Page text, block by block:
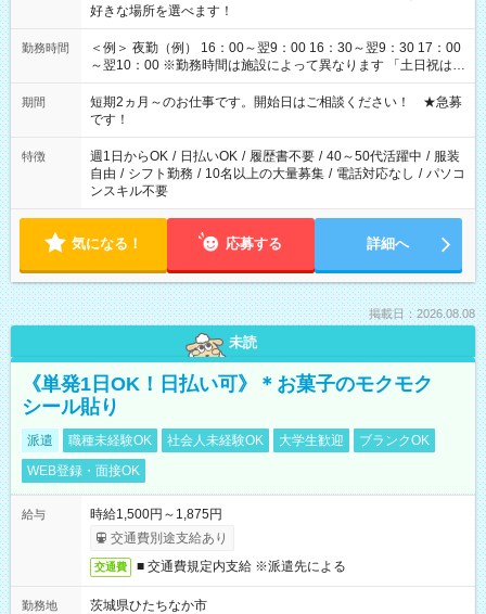
好きな場所を選べます！
勤務時間
＜例＞ 夜勤（例） 16：00～翌9：00 16：30～翌9：30 17：00
～翌10：00 ※勤務時間は施設によって異なります 「土日祝は休
みたい」 「しっかり稼ぎたい」 「もう少し遅い時間から始めた
い」など ご希望にあったお仕事をご案内いたします。 ※未経験
の方の場合は1～2ヶ月間は日中での仕事を経験いただき、 お
仕事に慣れてからの夜勤になります。 ★家庭の都合でお休みが
必要な場合も遠慮なくご相談ください。
期間
短期2ヵ月～のお仕事です。開始日はご相談ください！ ★急募
です！
特徴 週1日からOK / 日払いOK / 履歴書不要 / 40～50代活躍中 / 服装
自由 / シフト勤務 / 10名以上の大量募集 / 電話対応なし / パソコ
ンスキル不要
気になる！ 応募する 詳細へ
掲載日：2026.08.08
未読
《単発1日OK！日払い可》＊お菓子のモクモク
シール貼り
派遣 職種未経験OK 社会人未経験OK 大学生歓迎
ブランクOK
WEB登録・面接OK
給与
時給1,500円～1,875円
交通費別途支給あり
交通費 ■ 交通費規定内支給 ※派遣先による
勤務地
茨城県ひたちなか市